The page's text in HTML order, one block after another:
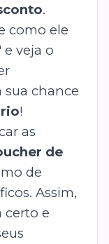
.
como ele
veja o
sua chance
!
as
de
de
Assim,
certo e